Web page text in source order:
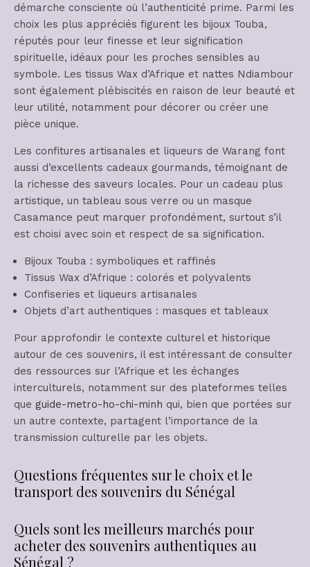
démarche consciente où l’authenticité prime. Parmi les
choix les plus appréciés figurent les bijoux Touba,
réputés pour leur finesse et leur signification
spirituelle, idéaux pour les proches sensibles au
symbole. Les tissus Wax d’Afrique et nattes Ndiambour
sont également plébiscités en raison de leur beauté et
leur utilité, notamment pour décorer ou créer une
pièce unique.
Les confitures artisanales et liqueurs de Warang font
aussi d’excellents cadeaux gourmands, témoignant de
la richesse des saveurs locales. Pour un cadeau plus
artistique, un tableau sous verre ou un masque
Casamance peut marquer profondément, surtout s’il
est choisi avec soin et respect de sa signification.
Bijoux Touba : symboliques et raffinés
Tissus Wax d’Afrique : colorés et polyvalents
Confiseries et liqueurs artisanales
Objets d’art authentiques : masques et tableaux
Pour approfondir le contexte culturel et historique
autour de ces souvenirs, il est intéressant de consulter
des ressources sur l’Afrique et les échanges
interculturels, notamment sur des plateformes telles
que guide-metro-ho-chi-minh qui, bien que portées sur
un autre contexte, partagent l’importance de la
transmission culturelle par les objets.
Questions fréquentes sur le choix et le
transport des souvenirs du Sénégal
Quels sont les meilleurs marchés pour
acheter des souvenirs authentiques au
Sénégal ?